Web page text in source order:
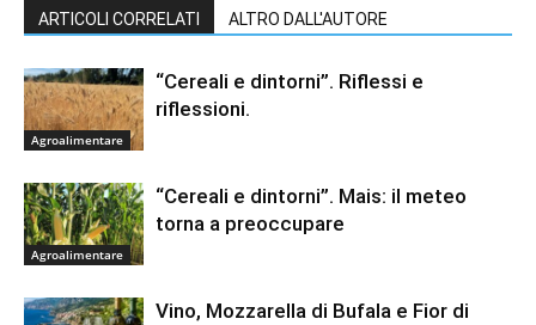
ARTICOLI CORRELATI ALTRO DALL'AUTORE
Agroalimentare
“Cereali e dintorni”. Riflessi e
riflessioni.
Agroalimentare
“Cereali e dintorni”. Mais: il meteo
torna a preoccupare
Vino, Mozzarella di Bufala e Fior di